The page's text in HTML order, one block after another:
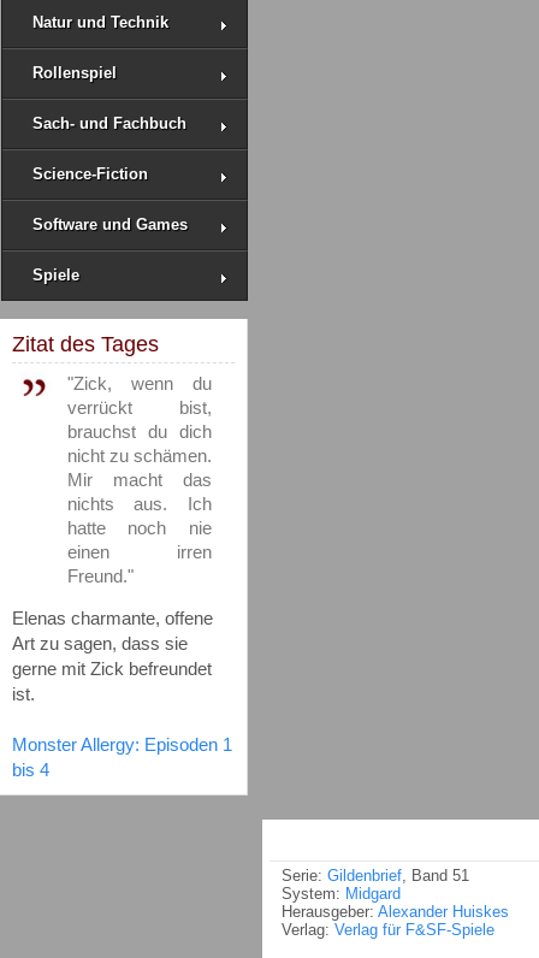
Natur und Technik
Rollenspiel
Sach- und Fachbuch
Science-Fiction
Software und Games
Spiele
Zitat des Tages
"Zick, wenn du
verrückt bist,
brauchst du dich
nicht zu schämen.
Mir macht das
nichts aus. Ich
hatte noch nie
einen irren
Freund."
Elenas charmante, offene
Art zu sagen, dass sie
gerne mit Zick befreundet
ist.
Monster Allergy: Episoden 1
bis 4
Serie: Gildenbrief, Band 51
System: Midgard
Herausgeber: Alexander Huiskes
Verlag: Verlag für F&SF-Spiele